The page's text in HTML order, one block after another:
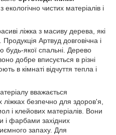
чистих матеріалів і
ліжка з масиву дерева, які
Артвуд довговічна і
будь-якої спальні. Дерево
добре вписується в різні
в кімнаті відчуття тепла і
вважається
ліжках безпечно для здоров'я,
і клейових матеріалів. Вони
і фарбами західних
запаху. Для